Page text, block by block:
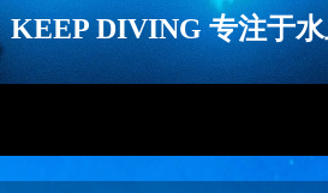
KEEP DIVING 专注于